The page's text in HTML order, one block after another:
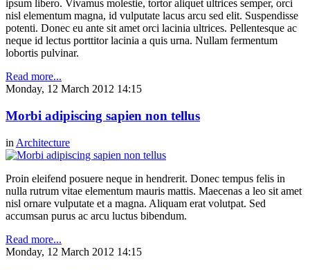
ipsum libero. Vivamus molestie, tortor aliquet ultrices semper, orci
nisl elementum magna, id vulputate lacus arcu sed elit. Suspendisse
potenti. Donec eu ante sit amet orci lacinia ultrices. Pellentesque ac
neque id lectus porttitor lacinia a quis urna. Nullam fermentum
lobortis pulvinar.
Read more...
Monday, 12 March 2012 14:15
Morbi adipiscing sapien non tellus
in Architecture
Proin eleifend posuere neque in hendrerit. Donec tempus felis in
nulla rutrum vitae elementum mauris mattis. Maecenas a leo sit amet
nisl ornare vulputate et a magna. Aliquam erat volutpat. Sed
accumsan purus ac arcu luctus bibendum.
Read more...
Monday, 12 March 2012 14:15